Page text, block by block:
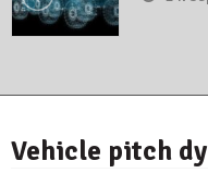
Vehicle pitch